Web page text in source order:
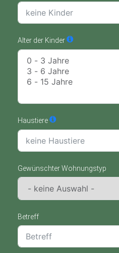
Alter der Kinder
Haustiere
Gewünschter Wohnungstyp
Betreff